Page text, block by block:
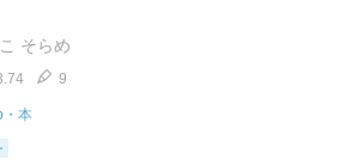
そらめ
9
・本